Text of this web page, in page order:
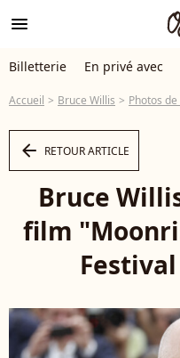
menu
Billetterie En privé avec
Accueil Bruce Willis Photos
arrow_left RETOUR ARTICLE
Bruce
film